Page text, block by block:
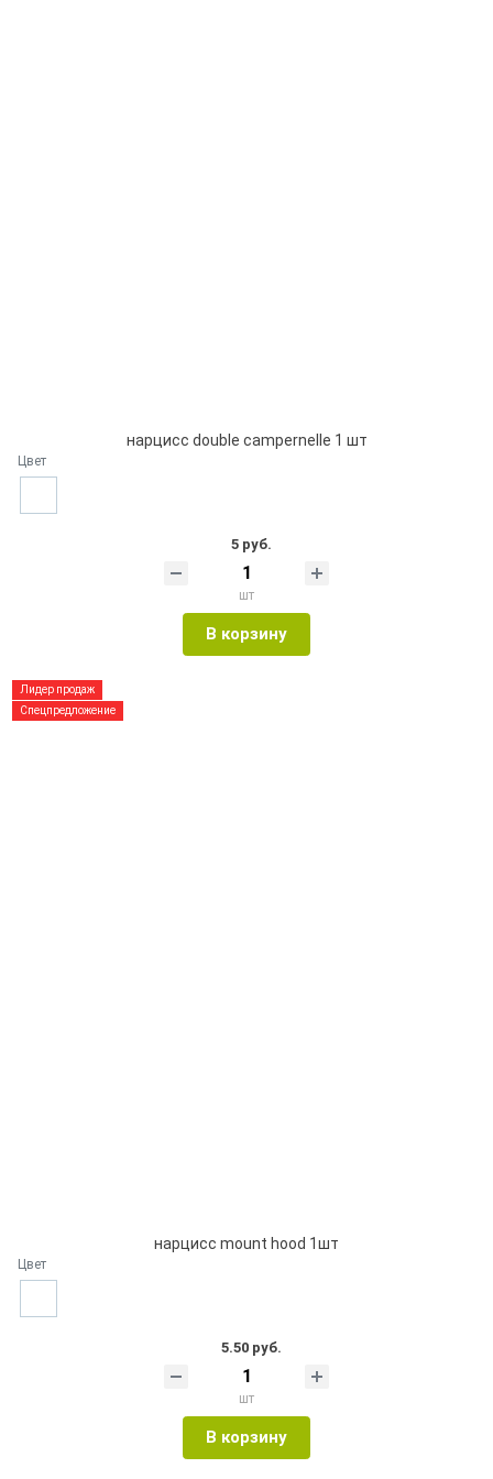
нарцисс double campernelle 1 шт
Цвет
5 руб.
шт
В корзину
Лидер продаж
Спецпредложение
нарцисс mount hood 1шт
Цвет
5.50 руб.
шт
В корзину